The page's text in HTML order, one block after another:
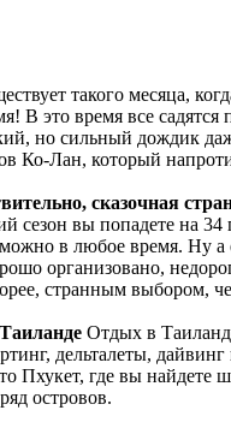
такого месяца,
В это время все садятся
но сильный дождик
Ко-Лан, который
сказочная
сезон вы попадете на
в любое время. Ну
организовано,
странным выбором,
Отдых в
дельталеты,
Пхукет, где вы
островов.